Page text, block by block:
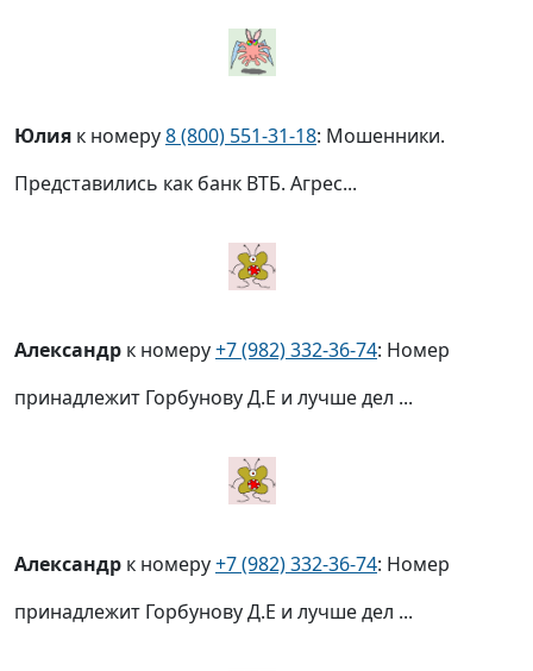
Юлия к номеру8 (800) 551-31-18: Мошенники.
Представились как банк ВТБ. Агрес...
Александр к номеру+7 (982) 332-36-74: Номер
принадлежит Горбунову Д.Е и лучше дел ...
Александр к номеру+7 (982) 332-36-74: Номер
принадлежит Горбунову Д.Е и лучше дел ...